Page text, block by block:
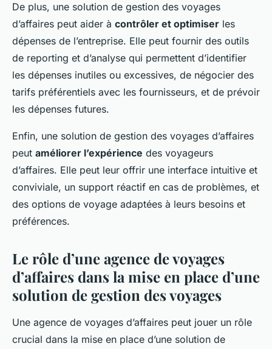
De plus, une solution de gestion des voyages
d’affaires peut aider à contrôler et optimiser les
dépenses de l’entreprise. Elle peut fournir des outils
de reporting et d’analyse qui permettent d’identifier
les dépenses inutiles ou excessives, de négocier des
tarifs préférentiels avec les fournisseurs, et de prévoir
les dépenses futures.
Enfin, une solution de gestion des voyages d’affaires
peut améliorer l’expérience des voyageurs
d’affaires. Elle peut leur offrir une interface intuitive et
conviviale, un support réactif en cas de problèmes, et
des options de voyage adaptées à leurs besoins et
préférences.
Le rôle d’une agence de voyages
d’affaires dans la mise en place d’une
solution de gestion des voyages
Une agence de voyages d’affaires peut jouer un rôle
crucial dans la mise en place d’une solution de